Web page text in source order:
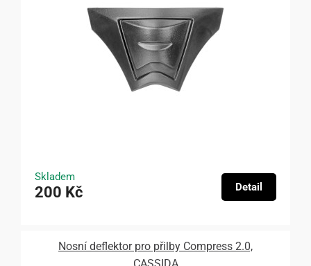
Skladem
200 Kč Detail
Nosní deflektor pro přilby Compress 2.0,